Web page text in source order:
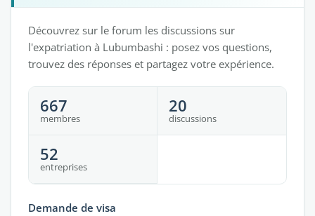
Découvrez sur le forum les discussions sur
l'expatriation à Lubumbashi : posez vos questions,
trouvez des réponses et partagez votre expérience.
667
membres
20
discussions
52
entreprises
Demande de visa